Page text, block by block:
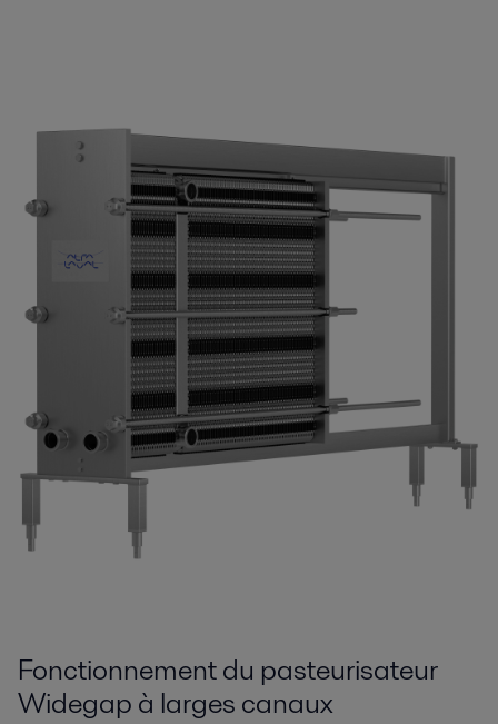
Fonctionnement du pasteurisateur
Widegap à larges canaux